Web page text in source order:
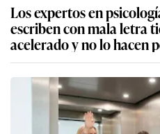
Los expertos en
escriben con mala letra
acelerado y no lo hacen